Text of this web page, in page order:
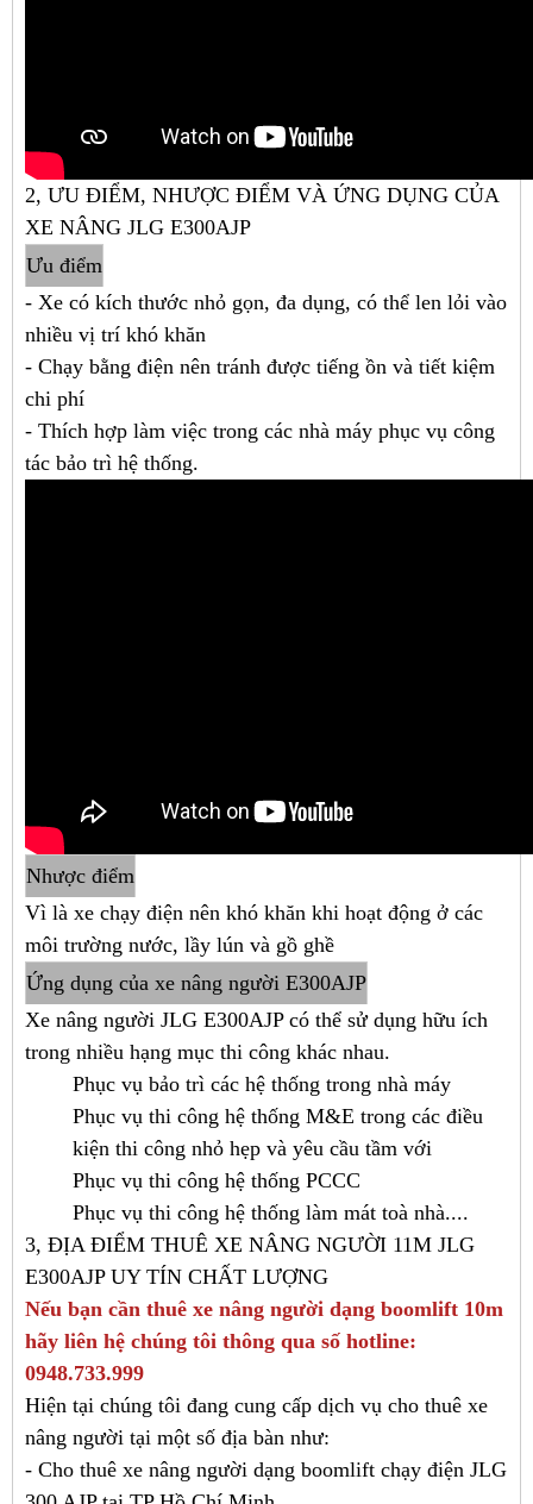
2, ƯU ĐIỂM, NHƯỢC ĐIỂM VÀ ỨNG DỤNG CỦA
XE NÂNG JLG E300AJP
Ưu điểm
- Xe có kích thước nhỏ gọn, đa dụng, có thể len lỏi vào
nhiều vị trí khó khăn
- Chạy bằng điện nên tránh được tiếng ồn và tiết kiệm
chi phí
- Thích hợp làm việc trong các nhà máy phục vụ công
tác bảo trì hệ thống.
Nhược điểm
​Vì là xe chạy điện nên khó khăn khi hoạt động ở các
môi trường nước, lầy lún và gồ ghề
Ứng dụng của xe nâng người E300AJP
Xe nâng người JLG E300AJP có thể sử dụng hữu ích
trong nhiều hạng mục thi công khác nhau.
Phục vụ bảo trì các hệ thống trong nhà máy
Phục vụ thi công hệ thống M&E trong các điều
kiện thi công nhỏ hẹp và yêu cầu tầm với
Phục vụ thi công hệ thống PCCC
Phục vụ thi công hệ thống làm mát toà nhà....
3, ĐỊA ĐIỂM THUÊ XE NÂNG NGƯỜI 11M JLG
E300AJP UY TÍN CHẤT LƯỢNG
Nếu bạn cần thuê xe nâng người dạng boomlift 10m
hãy liên hệ chúng tôi thông qua số hotline:
0948.733.999
Hiện tại chúng tôi đang cung cấp dịch vụ cho thuê xe
nâng người tại một số địa bàn như:
- Cho thuê xe nâng người dạng boomlift chạy điện JLG